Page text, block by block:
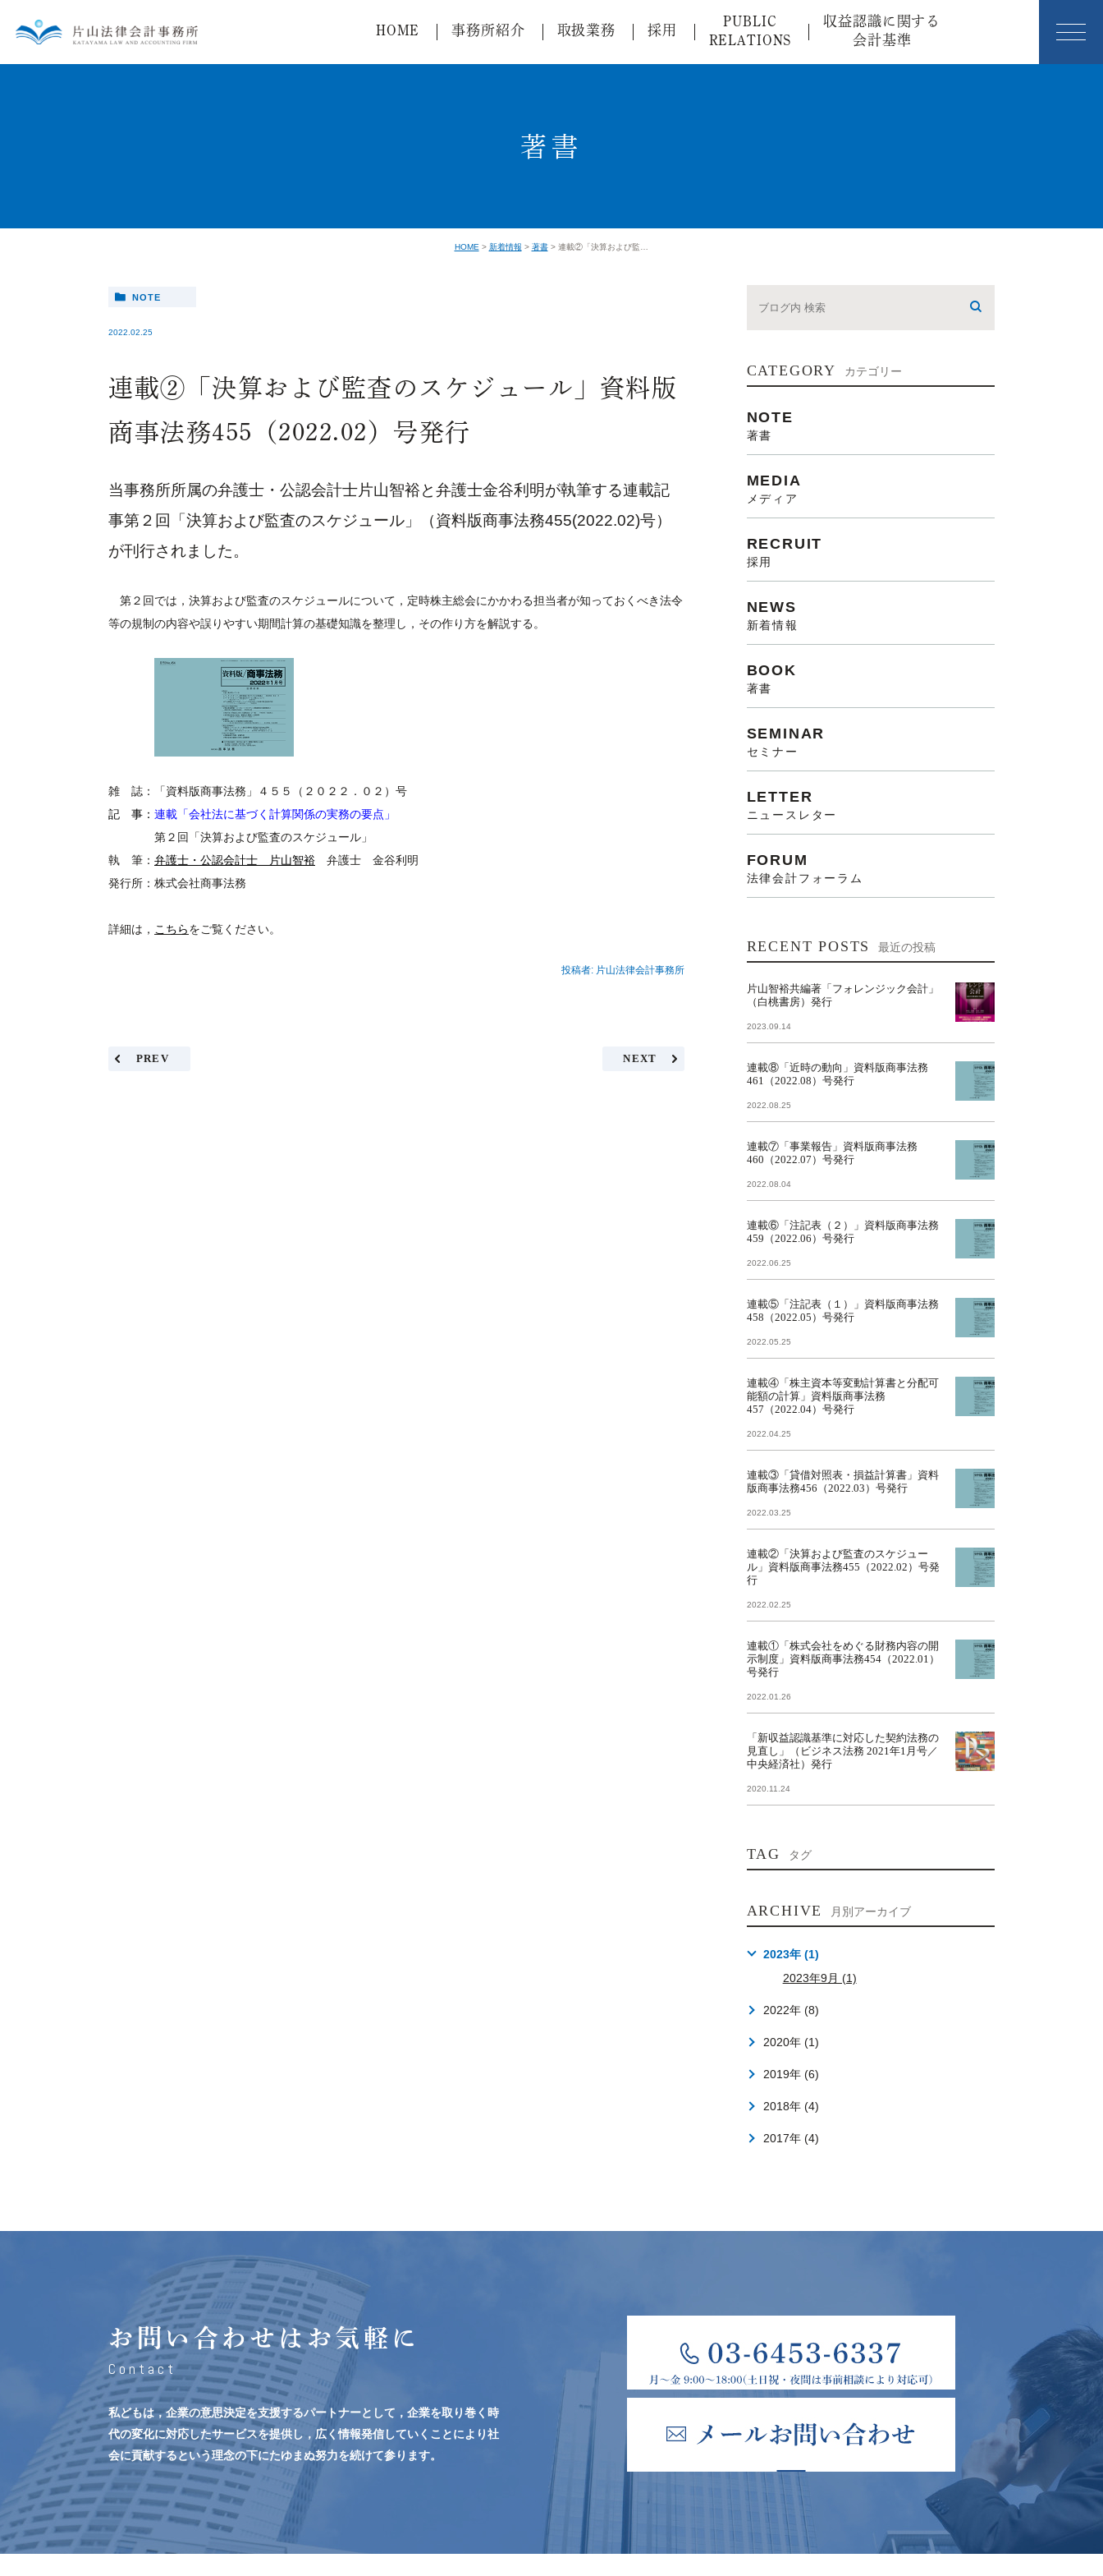
HOME 事務所紹介 取扱業務 採用
PUBLIC
RELATIONS
収益認識に関する
会計基準
著書
HOME 新着情報 著書 連載②「決算および監査のスケジュール」資料版商事法務455（2022.02）号発行
NOTE
2022.02.25
連載②「決算および監査のスケジュール」資料版
商事法務455（2022.02）号発行
当事務所所属の弁護士・公認会計士片山智裕と弁護士金谷利明が執筆する連載記
事第２回「決算および監査のスケジュール」（資料版商事法務455(2022.02)号）
が刊行されました。
第２回では，決算および監査のスケジュールについて，定時株主総会にかかわる担当者が知っておくべき法令
等の規制の内容や誤りやすい期間計算の基礎知識を整理し，その作り方を解説する。
雑 誌：「資料版商事法務」４５５（２０２２．０２）号
記 事： 連載 「会社法に基づく計算関係の実務の要点」
第２回「決算および監査のスケジュール」
執 筆： 弁護士・公認会計士 片山智裕 弁護士 金谷利明
発行所：株式会社商事法務
詳細は， こちらをご覧ください。
投稿者: 片山法律会計事務所
PREV NEXT
CATEGORY カテゴリー
NOTE
著書
MEDIA
メディア
RECRUIT
採用
NEWS
新着情報
BOOK
著書
SEMINAR
セミナー
LETTER
ニュースレター
FORUM
法律会計フォーラム
RECENT POSTS 最近の投稿
片山智裕共編著「フォレンジック会計」
（白桃書房）発行
2023.09.14
連載⑧「近時の動向」資料版商事法務
461（2022.08）号発行
2022.08.25
連載⑦「事業報告」資料版商事法務
460（2022.07）号発行
2022.08.04
連載⑥「注記表（２）」資料版商事法務
459（2022.06）号発行
2022.06.25
連載⑤「注記表（１）」資料版商事法務
458（2022.05）号発行
2022.05.25
連載④「株主資本等変動計算書と分配可
能額の計算」資料版商事法務
457（2022.04）号発行
2022.04.25
連載③「貸借対照表・損益計算書」資料
版商事法務456（2022.03）号発行
2022.03.25
連載②「決算および監査のスケジュー
ル」資料版商事法務455（2022.02）号発
行
2022.02.25
連載①「株式会社をめぐる財務内容の開
示制度」資料版商事法務454（2022.01）
号発行
2022.01.26
「新収益認識基準に対応した契約法務の
見直し」（ビジネス法務 2021年1月号／
中央経済社）発行
2020.11.24
TAG タグ
ARCHIVE 月別アーカイブ
2023年 (1)
2023年9月 (1)
2022年 (8)
2020年 (1)
2019年 (6)
2018年 (4)
2017年 (4)
お問い合わせはお気軽に
Contact
私どもは，企業の意思決定を支援するパートナーとして，企業を取り巻く時
代の変化に対応したサービスを提供し，広く情報発信していくことにより社
会に貢献するという理念の下にたゆまぬ努力を続けて参ります。